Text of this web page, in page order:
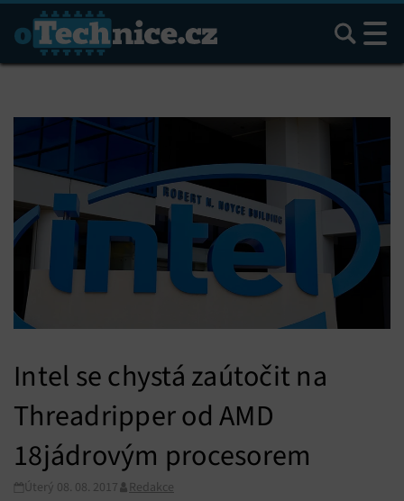
Hledat
Intel se chystá zaútočit na
Threadripper od AMD
18jádrovým procesorem
Úterý 08. 08. 2017 Redakce